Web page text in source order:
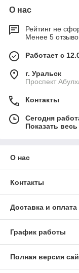
О нас
Рейтинг не
Менее 5
Работает с
г. Уральск
Проспект
Контакты
Сегодня
Показать
О нас
Контакты
Доставка и оплата
График работы
Полная версия